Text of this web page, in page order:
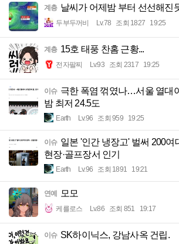
계층 날씨가 어제밤 부터 선선해진
두부두꺼비 Lv.78 조회 1827 19:25
계층 15호 태풍 찬홈 근황...
전자팔찌 Lv.93 조회 2317 19:25
이슈 극한 폭염 꺾였나…서울 열대
밤 최저 24.5도
Earth Lv.96 조회 959 19:25
이슈 일본 '인간 냉장고' 벌써 200
현장·골프장서 인기
Earth Lv.96 조회 1891 19:21
연예 모모
케를로스 Lv.86 조회 851 19:17
이슈 SK하이닉스, 강남사옥 건립.